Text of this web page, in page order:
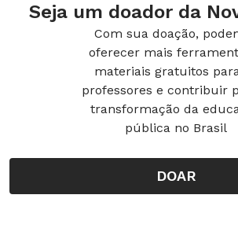
69,3% Física
Cursos com paridade de gênero
Matemática: 49,8% mulheres e
Seja um doador da
Com sua doação,
oferecer mais
materiais gratuitos
professores e contribuir
transformação da
pública no Brasil
DOAR